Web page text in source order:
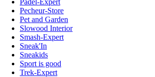
Padel-Expert
Pecheur-Store
Pet and Garden
Slowood Interior
Smash-Expert
Sneak'In
Sneakids
Sport is good
Trek-Expert